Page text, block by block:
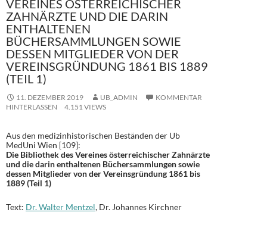
VEREINES ÖSTERREICHISCHER
ZAHNÄRZTE UND DIE DARIN
ENTHALTENEN
BÜCHERSAMMLUNGEN SOWIE
DESSEN MITGLIEDER VON DER
VEREINSGRÜNDUNG 1861 BIS 1889
(TEIL 1)
11. DEZEMBER 2019 UB_ADMIN
KOMMENTAR
HINTERLASSEN
4.151 VIEWS
Aus den medizinhistorischen Beständen der Ub
MedUni Wien [109]:
Die Bibliothek des Vereines österreichischer Zahnärzte
und die darin enthaltenen Büchersammlungen sowie
dessen Mitglieder von der Vereinsgründung 1861 bis
1889 (Teil 1)
Text: Dr. Walter Mentzel, Dr. Johannes Kirchner